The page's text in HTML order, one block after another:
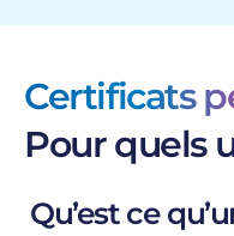
Certificats
Pour quels
Qu’est ce